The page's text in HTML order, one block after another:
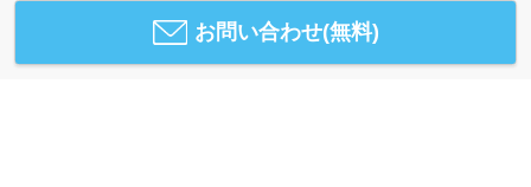
お問い合わせ(無料)